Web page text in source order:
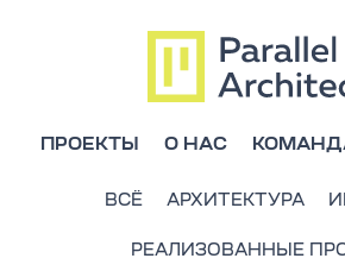
ПРОЕКТЫ О НАС
ВСЁ АРХИТЕКТУРА
РЕАЛИЗОВАННЫЕ